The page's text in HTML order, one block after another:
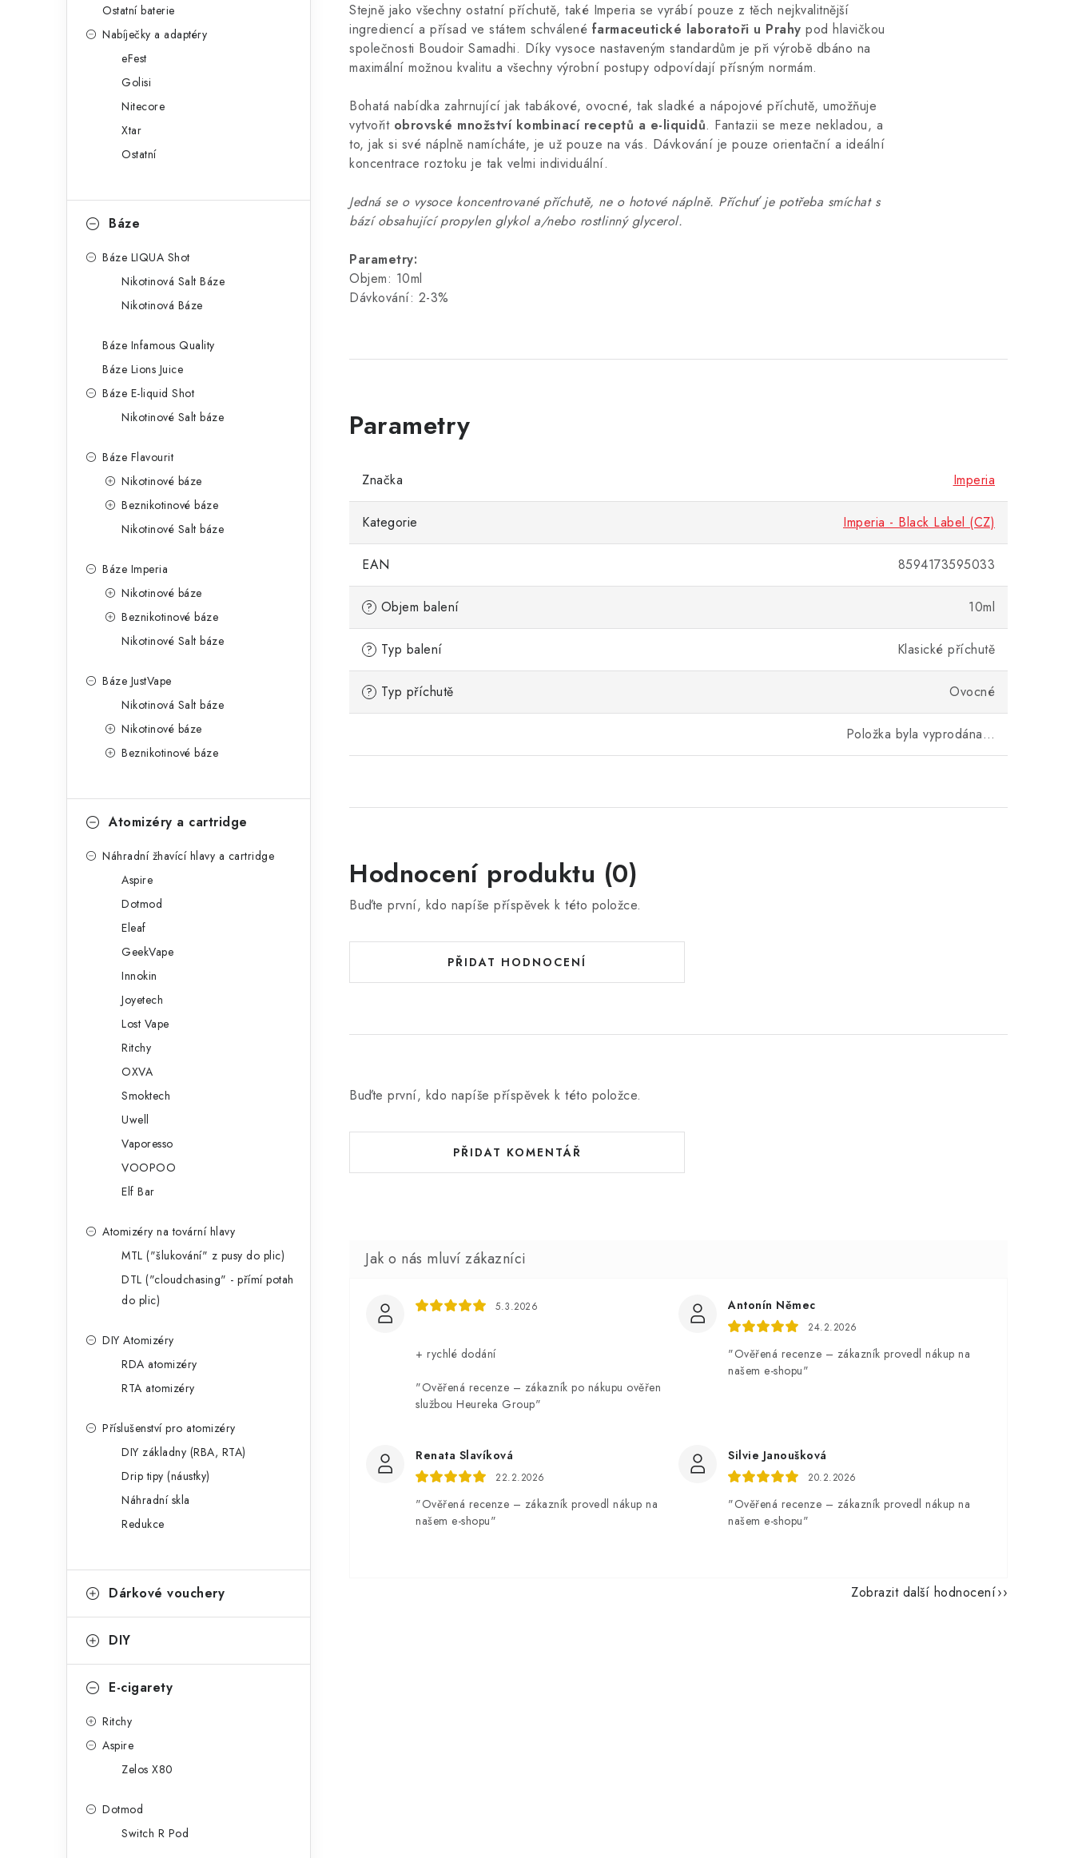
Ostatní baterie
Nabíječky a adaptéry
eFest
Golisi
Nitecore
Xtar
Ostatní
Báze
Báze LIQUA Shot
Nikotinová Salt Báze
Nikotinová Báze
Báze Infamous Quality
Báze Lions Juice
Báze E-liquid Shot
Nikotinové Salt báze
Báze Flavourit
Nikotinové báze
Beznikotinové báze
Nikotinové Salt báze
Báze Imperia
Nikotinové báze
Beznikotinové báze
Nikotinové Salt báze
Báze JustVape
Nikotinová Salt báze
Nikotinové báze
Beznikotinové báze
Atomizéry a cartridge
Náhradní žhavící hlavy a cartridge
Aspire
Dotmod
Eleaf
GeekVape
Innokin
Joyetech
Lost Vape
Ritchy
OXVA
Smoktech
Uwell
Vaporesso
VOOPOO
Elf Bar
Atomizéry na tovární hlavy
MTL ("šlukování" z pusy do plic)
DTL ("cloudchasing" - přímí potah
do plic)
DIY Atomizéry
RDA atomizéry
RTA atomizéry
Příslušenství pro atomizéry
DIY základny (RBA, RTA)
Drip tipy (náustky)
Náhradní skla
Redukce
Dárkové vouchery
DIY
E-cigarety
Ritchy
Aspire
Zelos X80
Dotmod
Switch R Pod
Stejně jako všechny ostatní příchutě, také Imperia se vyrábí pouze z těch nejkvalitnější
ingrediencí a přísad ve státem schválené farmaceutické laboratoři u Prahy pod hlavičkou
společnosti Boudoir Samadhi. Díky vysoce nastaveným standardům je při výrobě dbáno na
maximální možnou kvalitu a všechny výrobní postupy odpovídají přísným normám.
Bohatá nabídka zahrnující jak tabákové, ovocné, tak sladké a nápojové příchutě, umožňuje
vytvořit obrovské množství kombinací receptů a e-liquidů. Fantazii se meze nekladou, a
to, jak si své náplně namícháte, je už pouze na vás. Dávkování je pouze orientační a ideální
koncentrace roztoku je tak velmi individuální.
Jedná se o vysoce koncentrované příchutě, ne o hotové náplně. Příchuť je potřeba smíchat s
bází obsahující propylen glykol a/nebo rostlinný glycerol.
Parametry:
Objem: 10ml
Dávkování: 2-3%
Značka Imperia
Kategorie Imperia - Black Label (CZ)
EAN 8594173595033
? Objem balení 10ml
? Typ balení Klasické příchutě
? Typ příchutě Ovocné
Položka byla vyprodána…
Hodnocení produktu (0)
Buďte první, kdo napíše příspěvek k této položce.
PŘIDAT HODNOCENÍ
Buďte první, kdo napíše příspěvek k této položce.
PŘIDAT KOMENTÁŘ
5.3.2026
+ rychlé dodání
"Ověřená recenze – zákazník po nákupu ověřen
službou Heureka Group"
Antonín Němec
24.2.2026
"Ověřená recenze – zákazník provedl nákup na
našem e-shopu"
Renata Slavíková
22.2.2026
"Ověřená recenze – zákazník provedl nákup na
našem e-shopu"
Silvie Janoušková
20.2.2026
"Ověřená recenze – zákazník provedl nákup na
našem e-shopu"
Zobrazit další hodnocení